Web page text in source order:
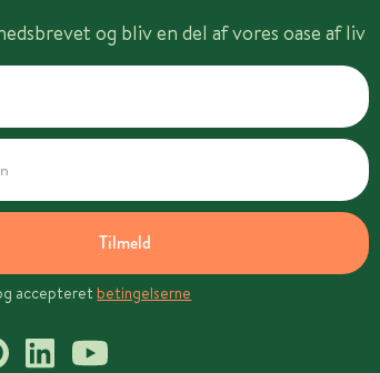
og bliv en del af vores oase af liv
Tilmeld
accepteret betingelserne